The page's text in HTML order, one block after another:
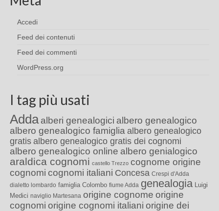
Accedi
Feed dei contenuti
Feed dei commenti
WordPress.org
I tag più usati
Adda alberi genealogici albero genealogico
albero genealogico famiglia albero genealogico
gratis albero genealogico gratis dei cognomi
albero genealogico online albero genialogico
araldica cognomi castello Trezzo cognome origine
cognomi cognomi italiani Concesa Crespi d'Adda
dialetto lombardo famiglia Colombo fiume Adda genealogia Luigi
Medici naviglio Martesana origine cognome origine
cognomi origine cognomi italiani origine dei